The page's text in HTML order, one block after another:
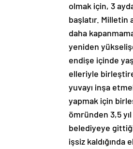
olmak için, 3
başlatır. Milletin
daha
yeniden
endişe içinde
elleriyle
yuvayı inşa
yapmak için
ömründen 3,5
belediyeye
işsiz